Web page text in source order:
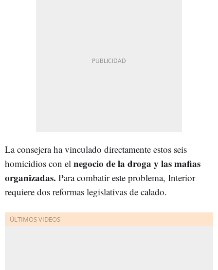
La consejera ha vinculado directamente estos seis
homicidios con el negocio de la droga y las mafias
organizadas. Para combatir este problema, Interior
requiere dos reformas legislativas de calado.